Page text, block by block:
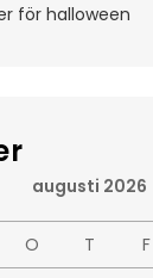
för halloween
augusti 2026
O T F